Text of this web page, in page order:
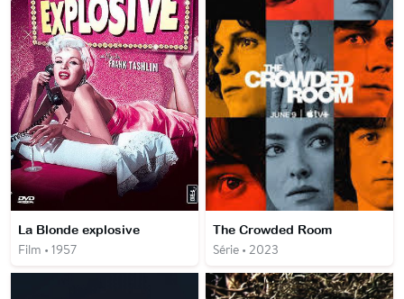
La Blonde explosive
Film • 1957
The Crowded Room
Série • 2023